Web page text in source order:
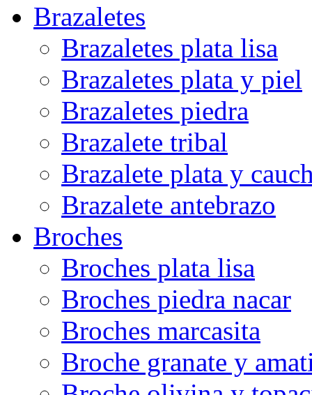
Brazaletes
Brazaletes plata lisa
Brazaletes plata y piel
Brazaletes piedra
Brazalete tribal
Brazalete plata y
Brazalete antebrazo
Broches
Broches plata lisa
Broches piedra nacar
Broches marcasita
Broche granate y